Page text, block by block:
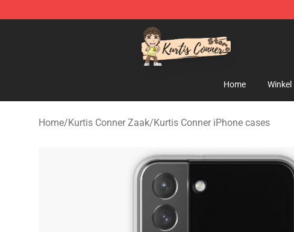
Kurtis Conner Store - Official Kurtis Conner Merchandise Shop
Home Winkel
Home/Kurtis Conner Zaak/Kurtis Conner iPhone cases